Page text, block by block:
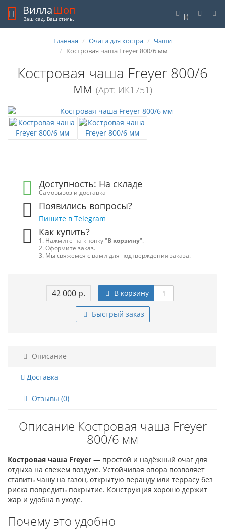
0
ВиллаШоп
Ваш сад. Ваш стиль.
Главная Очаги для костра
Чаши
Костровая чаша Freyer 800/6 мм
Костровая чаша Freyer 800/6
мм (Арт: ИК1751)
Доступность: На складе
Самовывоз и доставка
Появились вопросы?
Пишите в Telegram
Как купить?
1. Нажмите на кнопку "В корзину".
2. Оформите заказ.
3. Мы свяжемся с вами для подтверждения заказа.
42 000 р. В корзину
Быстрый заказ
Описание
Доставка
Отзывы (0)
Описание Костровая чаша Freyer
800/6 мм
Костровая чаша Freyer — простой и надёжный очаг для
отдыха на свежем воздухе. Устойчивая опора позволяет
ставить чашу на газон, открытую веранду или террасу без
риска повредить покрытие. Конструкция хорошо держит
жар и удобна в уходе.
Почему это удобно